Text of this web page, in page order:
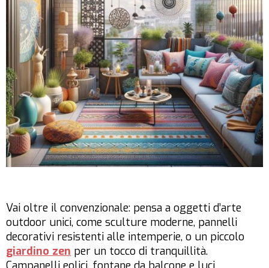
Vai oltre il convenzionale: pensa a oggetti d’arte
outdoor unici, come sculture moderne, pannelli
decorativi resistenti alle intemperie, o un piccolo
giardino zen per un tocco di tranquillità.